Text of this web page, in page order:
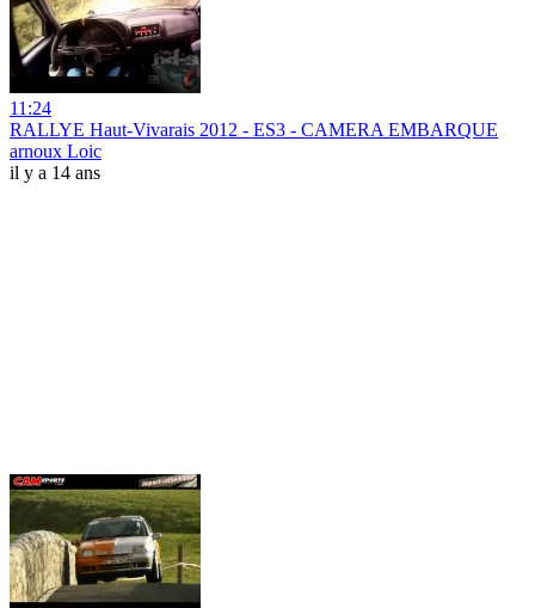
11:24
RALLYE Haut-Vivarais 2012 - ES3 - CAMERA EMBARQUE
arnoux Loic
il y a 14 ans